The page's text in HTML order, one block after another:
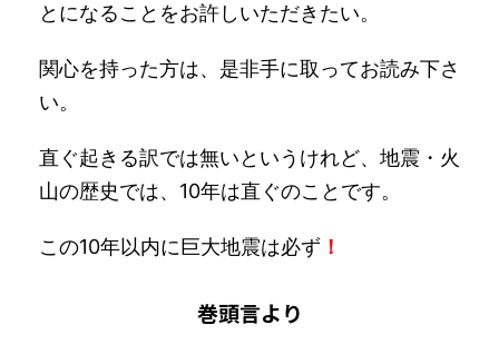
とになることをお許しいただきたい。
関心を持った方は、是非手に取ってお読み下さ
い。
直ぐ起きる訳では無いというけれど、地震・火
山の歴史では、10年は直ぐのことです。
この10年以内に巨大地震は必ず ！
巻頭言より